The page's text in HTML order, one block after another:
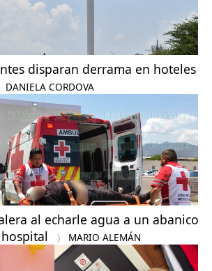
disparan derrama en hoteles
DANIELA CORDOVA
al echarle agua a un abanico
MARIO ALEMÁN